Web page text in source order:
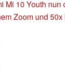
Mi 10 Youth nun
Zoom und